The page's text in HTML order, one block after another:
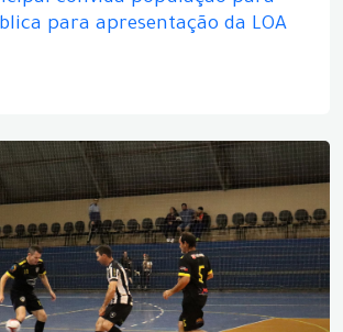
para apresentação da LOA